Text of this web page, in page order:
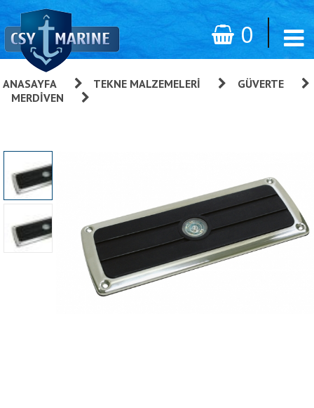
0
ANASAYFA TEKNE MALZEMELERI
GÜVERTE
MERDIVEN